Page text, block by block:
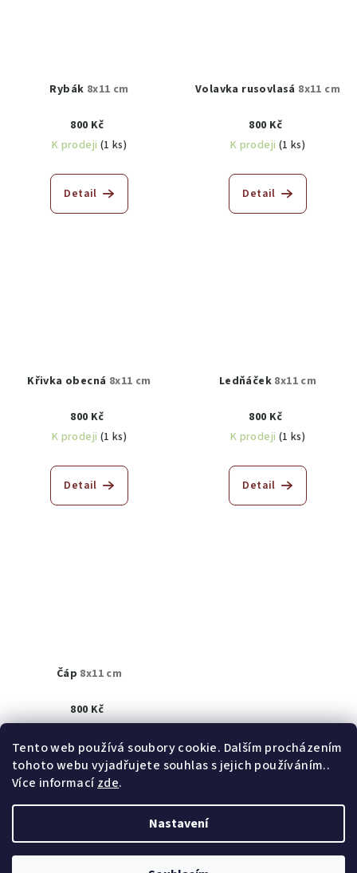
Tento web používá soubory cookie. Dalším procházením
tohoto webu vyjadřujete souhlas s jejich používáním..
Více informacízde.
Nastavení
Rybák 8x11 cm
800 Kč
K prodeji (1 ks)
Detail
Volavka rusovlasá 8x11 cm
800 Kč
K prodeji (1 ks)
Detail
Křivka obecná 8x11 cm
800 Kč
K prodeji (1 ks)
Detail
Ledňáček 8x11 cm
800 Kč
K prodeji (1 ks)
Detail
Čáp 8x11 cm
800 Kč
Detail